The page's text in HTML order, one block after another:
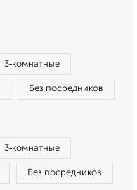
3‑комнатные
Без посредников
3‑комнатные
Без посредников